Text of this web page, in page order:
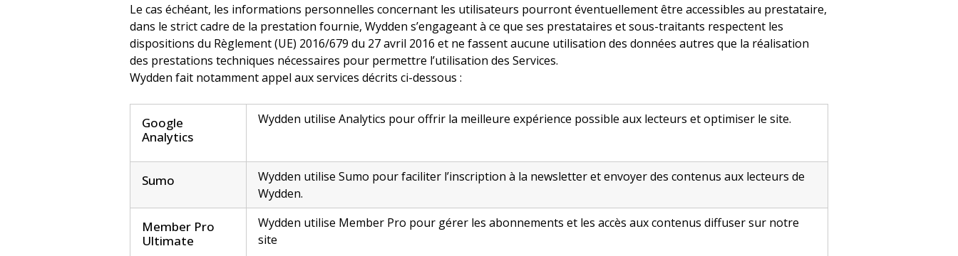
Le cas échéant, les informations personnelles concernant les utilisateurs pourront éventuellement être accessibles au prestataire,
dans le strict cadre de la prestation fournie, Wydden s’engageant à ce que ses prestataires et sous-traitants respectent les
dispositions du Règlement (UE) 2016/679 du 27 avril 2016 et ne fassent aucune utilisation des données autres que la réalisation
des prestations techniques nécessaires pour permettre l’utilisation des Services.
Wydden fait notamment appel aux services décrits ci-dessous :
Google
Analytics
Wydden utilise Analytics pour offrir la meilleure expérience possible aux lecteurs et optimiser le site.
Sumo
Wydden utilise Sumo pour faciliter l’inscription à la newsletter et envoyer des contenus aux lecteurs de
Wydden.
Member Pro
Ultimate
Wydden utilise Member Pro pour gérer les abonnements et les accès aux contenus diffuser sur notre
site